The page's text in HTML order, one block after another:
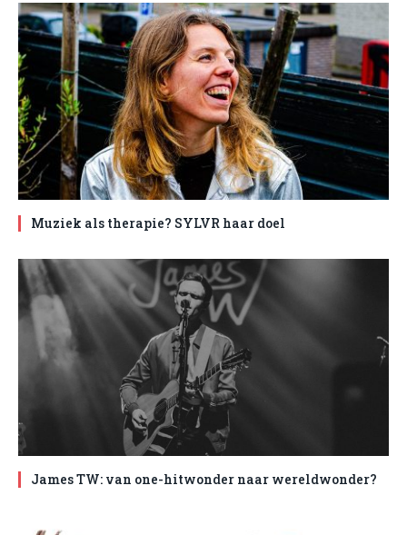
Muziek als therapie? SYLVR haar doel
James TW: van one-hitwonder naar wereldwonder?